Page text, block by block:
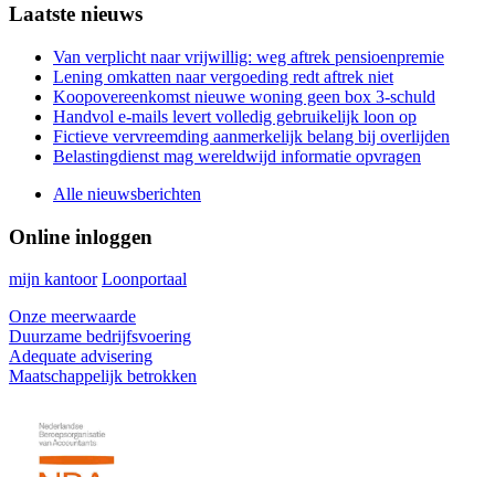
Primary
Sidebar
Laatste nieuws
Van verplicht naar vrijwillig: weg aftrek pensioenpremie
Lening omkatten naar vergoeding redt aftrek niet
Koopovereenkomst nieuwe woning geen box 3-schuld
Handvol e-mails levert volledig gebruikelijk loon op
Fictieve vervreemding aanmerkelijk belang bij overlijden
Belastingdienst mag wereldwijd informatie opvragen
Alle nieuwsberichten
Online inloggen
mijn kantoor Loonportaal
Onze meerwaarde
Duurzame bedrijfsvoering
Adequate advisering
Maatschappelijk betrokken
Footer